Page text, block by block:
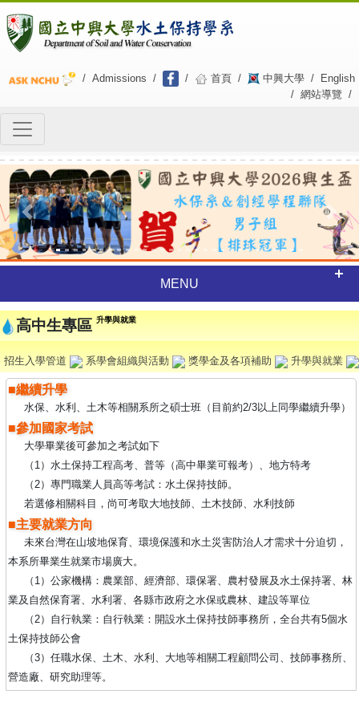
/ Admissions / / 首頁 / 中興大學 /
English
/ 網站導覽 /
Previous Next
MENU
高中生專區 升學與就業
招生入學管道 系學會組織與活動 獎學金及各項補助 升學與就業
■繼續升學
水保、水利、土木等相關系所之碩士班（目前約2/3以上同學繼續升學）
■參加國家考試
大學畢業後可參加之考試如下
（1）水土保持工程高考、普等（高中畢業可報考）、地方特考
（2）專門職業人員高等考試：水土保持技師。
若選修相關科目，尚可考取大地技師、土木技師、水利技師
■主要就業方向
未來台灣在山坡地保育、環境保護和水土災害防治人才需求十分迫切，
本系所畢業生就業市場廣大。
（1）公家機構：農業部、經濟部、環保署、農村發展及水土保持署、林
業及自然保育署、水利署、各縣市政府之水保或農林、建設等單位
（2）自行執業：自行執業：開設水土保持技師事務所，全台共有5個水
土保持技師公會
（3）任職水保、土木、水利、大地等相關工程顧問公司、技師事務所、
營造廠、研究助理等。